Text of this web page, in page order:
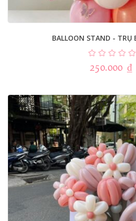
BALLOON STAND - TRỤ
250.000 ₫